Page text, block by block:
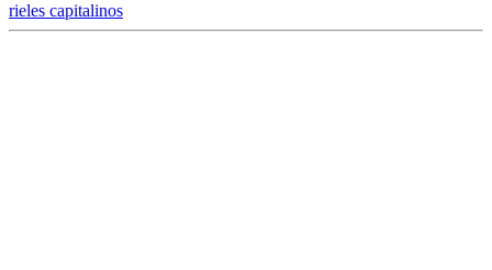
rieles capitalinos